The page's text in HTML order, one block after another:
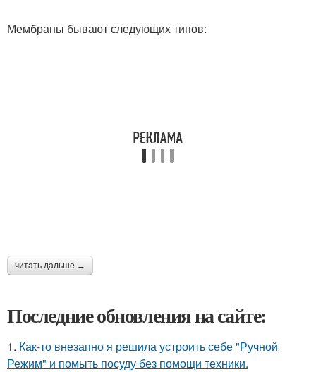
Мембраны бывают следующих типов:
читать дальше →
Последние обновления на сайте:
1. Как-то внезапно я решила устроить себе "Ручной
Режим" и помыть посуду без помощи техники.